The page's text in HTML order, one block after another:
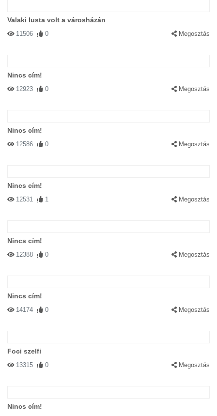
Valaki lusta volt a városházán
11506 0 Megosztás
Nincs cím!
12923 0 Megosztás
Nincs cím!
12586 0 Megosztás
Nincs cím!
12531 1 Megosztás
Nincs cím!
12388 0 Megosztás
Nincs cím!
14174 0 Megosztás
Foci szelfi
13315 0 Megosztás
Nincs cím!